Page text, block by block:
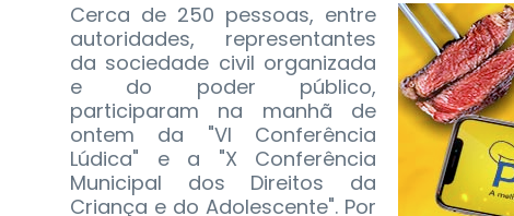
Cerca de 250 pessoas, entre
autoridades, representantes
da sociedade civil organizada
e do poder público,
participaram na manhã de
ontem da "VI Conferência
Lúdica" e a "X Conferência
Municipal dos Direitos da
Criança e do Adolescente". Por